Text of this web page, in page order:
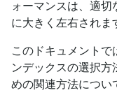
ォーマンスは、適
に大きく左右されま
このドキュメントで
ンデックスの選択方
めの関連方法につい